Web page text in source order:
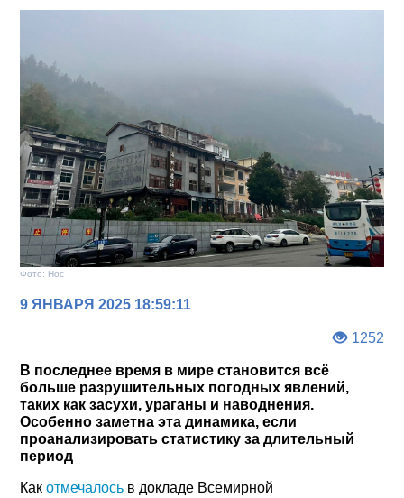
Фото: Нос
9 ЯНВАРЯ 2025 18:59:11
1252
В последнее время в мире становится всё
больше разрушительных погодных явлений,
таких как засухи, ураганы и наводнения.
Особенно заметна эта динамика, если
проанализировать статистику за длительный
период
Какотмечалось в докладе Всемирной